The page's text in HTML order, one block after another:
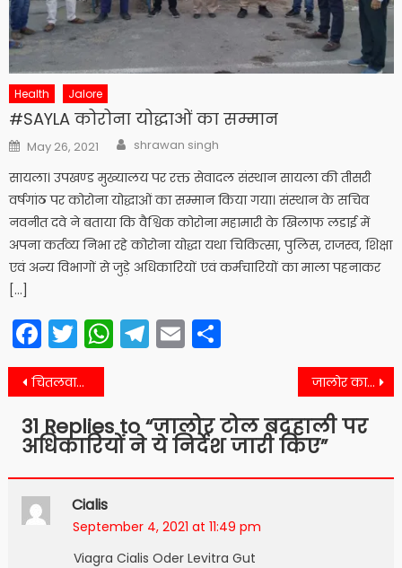
Health Jalore
#SAYLA कोरोना योद्धाओं का सम्मान
Posted
on
May 26, 2021 Author
shrawan singh
सायला। उपखण्ड मुख्यालय पर रक्त सेवादल संस्थान सायला की तीसरी
वर्षगांठ पर कोरोना योद्धाओं का सम्मान किया गया। संस्थान के सचिव
नवनीत दवे ने बताया कि वैश्विक कोरोना महामारी के खिलाफ लडाई में
अपना कर्तव्य निभा रहे कोरोना योद्धा यथा चिकित्सा, पुलिस, राजस्व, शिक्षा
एवं अन्य विभागों से जुड़े अधिकारियों एवं कर्मचारियों का माला पहनाकर
[…]
Facebook
Twitter
WhatsApp
Telegram
Email
Post
navigation
चितलवाना तहसील के 6 राजस्व ग्रामों की सीमाओं में परिवर्तन जालोर का मदनपुरी आखिर गिरफ्तार
31 Replies to “जालोर टोल बदहाली पर
अधिकारियों ने ये निर्देश जारी किए”
Cialis
September 4, 2021 at 11:49 pm
Viagra Cialis Oder Levitra Gut